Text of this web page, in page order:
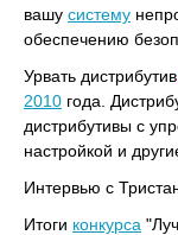
вашу систему
обеспечению
Урвать дистрибутив.
2010 года.
дистрибутивы с
настройкой и
Интервью с
Итоги конкурса